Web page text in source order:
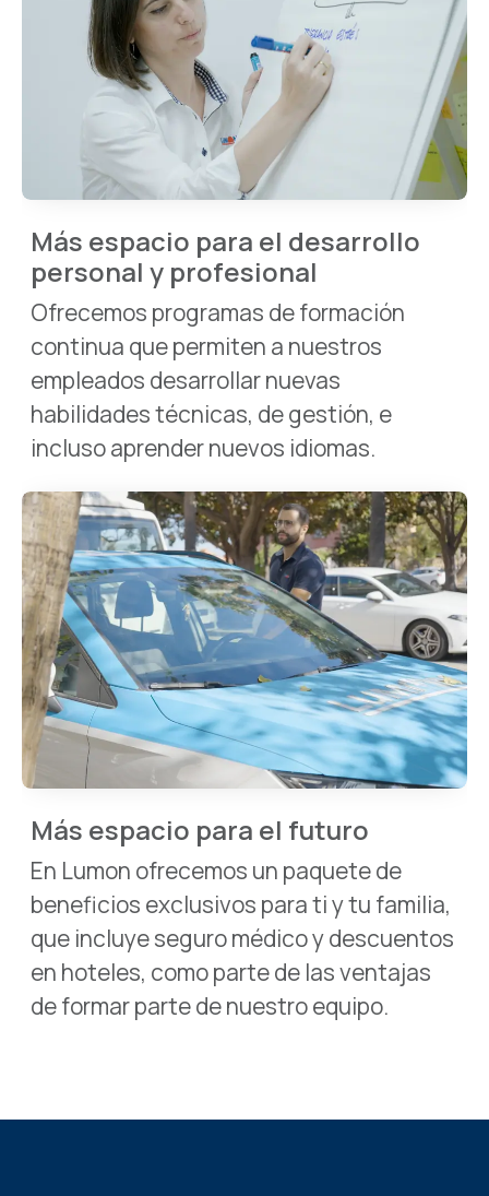
Más espacio para el desarrollo
personal y profesional
Ofrecemos programas de formación
continua que permiten a nuestros
empleados desarrollar nuevas
habilidades técnicas, de gestión, e
incluso aprender nuevos idiomas.
Más espacio para el futuro
En Lumon ofrecemos un paquete de
beneficios exclusivos para ti y tu familia,
que incluye seguro médico y descuentos
en hoteles, como parte de las ventajas
de formar parte de nuestro equipo.